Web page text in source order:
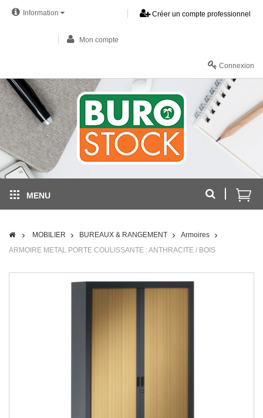
Information Créer un compte professionnel
Mon compte
Connexion
MENU
MOBILIER BUREAUX & RANGEMENT
Armoires
ARMOIRE METAL PORTE COULISSANTE : ANTHRACITE / BOIS